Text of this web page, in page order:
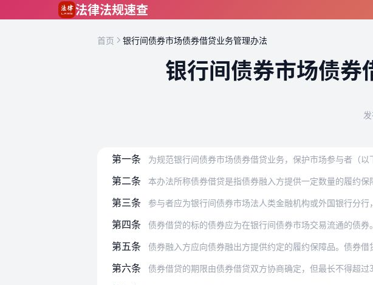
法律法规速查
首页 银行间债券市场债券借贷业务管理办法
银行间债券市场债券
第一条 为规范银行间债券市场债券借贷业务，保护市场参与者（以下简称参与者
第二条 本办法所称债券借贷是指债券融入方提供一定数量的履约保障品，从债券
第三条 参与者应为银行间债券市场法人类金融机构或外国银行分行，应遵循
第四条 债券借贷的标的债券应为在银行间债券市场交易流通的债券。
第五条 债券融入方应向债券融出方提供约定的履约保障品。债券
第六条 债券借贷的期限由债券借贷双方协商确定，但最长不得超过